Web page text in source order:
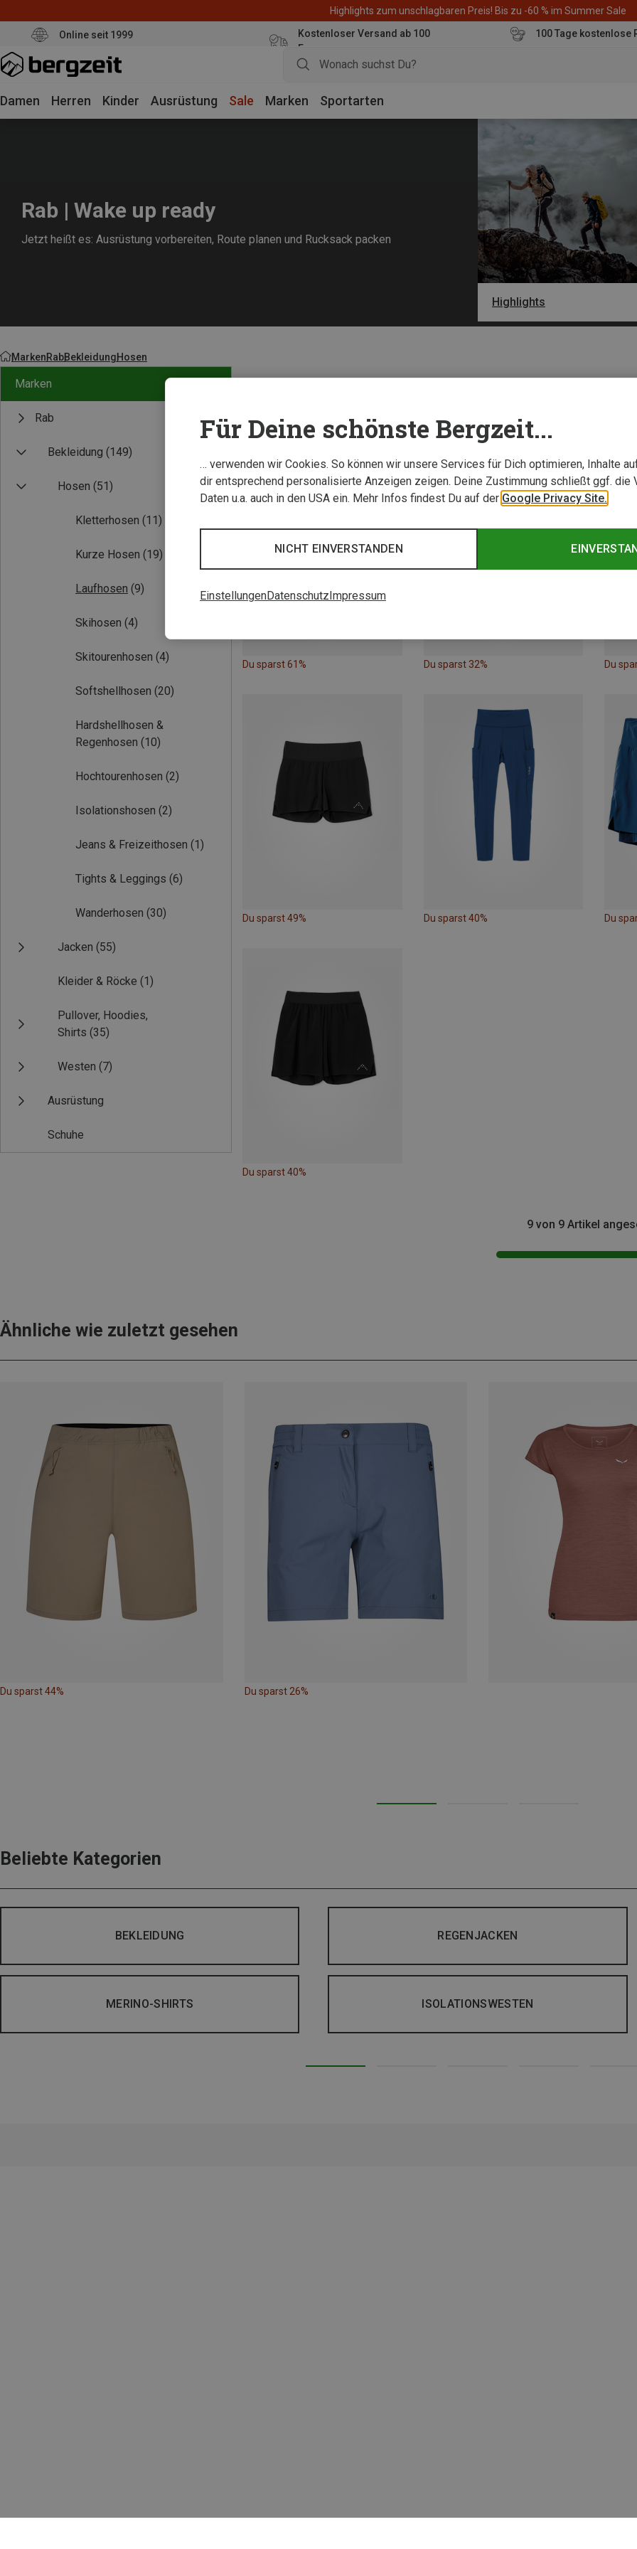
Highlights zum unschlagbaren Preis! Bis zu -60 % im Summer Sale
Online seit 1999
Kostenloser Versand ab 100
Euro
100 Tage kostenlose
Damen Herren Kinder Ausrüstung Sale Marken Sportarten
Rab | Wake up ready
Jetzt heißt es: Ausrüstung vorbereiten, Route planen und Rucksack packen
Highlights
MarkenRabBekleidungHosen
Marken
Rab
Bekleidung (149)
Hosen (51)
Kletterhosen (11)
Kurze Hosen (19)
Laufhosen (9)
Skihosen (4)
Skitourenhosen (4)
Softshellhosen (20)
Hardshellhosen &
Regenhosen (10)
Hochtourenhosen (2)
Isolationshosen (2)
Jeans & Freizeithosen (1)
Tights & Leggings (6)
Wanderhosen (30)
Jacken (55)
Kleider & Röcke (1)
Pullover, Hoodies,
Shirts (35)
Westen (7)
Ausrüstung
Schuhe
Du sparst 61% Du sparst 32% Du
Du sparst 49% Du sparst 40% Du
Du sparst 40%
9 von 9 Artikel
Ähnliche wie zuletzt gesehen
Du sparst 44% Du sparst 26%
Beliebte Kategorien
BEKLEIDUNG REGENJACKEN
MERINO-SHIRTS ISOLATIONSWESTEN
Für Deine schönste Bergzeit...
… verwenden wir Cookies. So können wir unsere Services für Dich optimieren, Inhalte
dir entsprechend personalisierte Anzeigen zeigen. Deine Zustimmung schließt ggf. die
Daten u.a. auch in den USA ein. Mehr Infos findest Du auf der Google Privacy Site.
NICHT EINVERSTANDEN
EinstellungenDatenschutzImpressum